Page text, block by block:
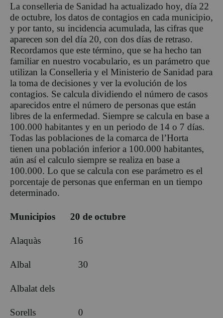
La conselleria de Sanidad ha actualizado hoy, día 22
de octubre, los datos de contagios en cada municipio,
y por tanto, su incidencia acumulada, las cifras que
aparecen son del día 20, con dos días de retraso.
Recordamos que este término, que se ha hecho tan
familiar en nuestro vocabulario, es un parámetro que
utilizan la Conselleria y el Ministerio de Sanidad para
la toma de decisiones y ver la evolución de los
contagios. Se calcula dividiendo el número de casos
aparecidos entre el número de personas que están
libres de la enfermedad. Siempre se calcula en base a
100.000 habitantes y en un periodo de 14 o 7 días.
Todas las poblaciones de la comarca de l’Horta
tienen una población inferior a 100.000 habitantes,
aún así el calculo siempre se realiza en base a
100.000. Lo que se calcula con ese parámetro es el
porcentaje de personas que enferman en un tiempo
determinado.
Municipios 20 de octubre
Alaquàs 16
Albal 30
Albalat dels
Sorells 0